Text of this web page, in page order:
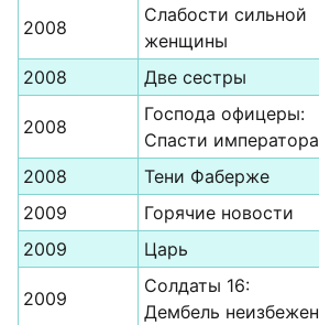
2008
Слабости сильной
женщины
2008 Две сестры
2008
Господа офицеры:
Спасти императора
2008 Тени Фаберже
2009
Горячие новости
2009
Царь
2009
Солдаты 16:
Дембель неизбежен